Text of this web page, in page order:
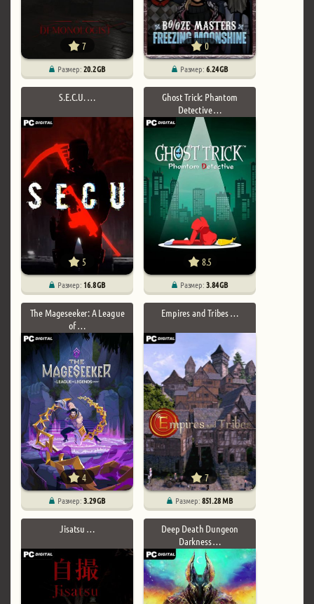
7
Размер:20.2 GB
0
Размер:6.24 GB
S.E.C.U. …
5
Размер: 16.8 GB
Ghost Trick: Phantom
Detective …
8.5
Размер:3.84 GB
The Mageseeker: A League
of …
4
Размер:3.29 GB
Empires and Tribes …
7
Размер:851.28 MB
Jisatsu …
Deep Death Dungeon
Darkness …